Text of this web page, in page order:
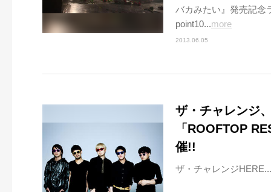
バカみたい』発売記念
point10...more
2013.06.05
ザ・チャレンジ
「ROOFTOP
催!!
ザ・チャレンジHERE...